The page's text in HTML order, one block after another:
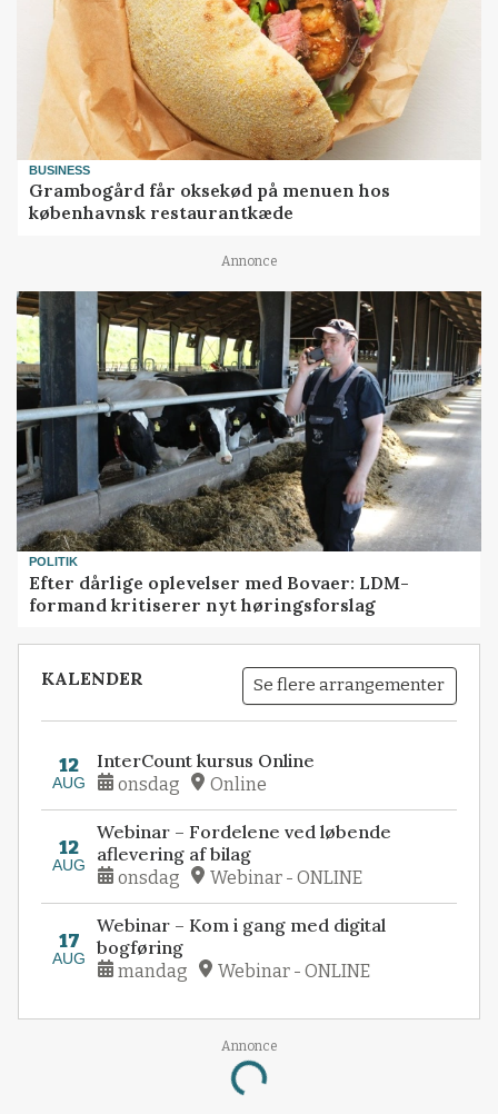
BUSINESS
Grambogård får oksekød på menuen hos
københavnsk restaurantkæde
Annonce
POLITIK
Efter dårlige oplevelser med Bovaer: LDM-
formand kritiserer nyt høringsforslag
KALENDER Se flere arrangementer
12
AUG
InterCount kursus Online
onsdag Online
12
AUG
Webinar – Fordelene ved løbende
aflevering af bilag
onsdag Webinar - ONLINE
17
AUG
Webinar – Kom i gang med digital
bogføring
mandag Webinar - ONLINE
Annonce
Loading...